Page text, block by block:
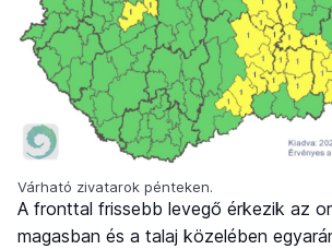
Várható zivatarok pénteken.
A fronttal frissebb levegő érkezik az
magasban és a talaj közelében